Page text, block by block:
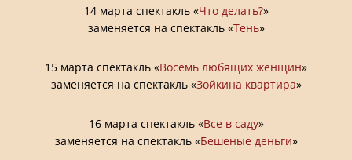
14 марта спектакль «Что делать?»
заменяется на спектакль «Тень»
15 марта спектакль «Восемь любящих женщин»
заменяется на спектакль «Зойкина квартира»
16 марта спектакль «Все в саду»
заменяется на спектакль «Бешеные деньги»